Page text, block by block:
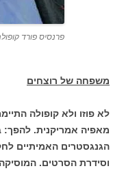
פרנסיס פורד
משפחה של רוצחים
לא פוזו ולא קופולה
מאפיה אמריקנית.
הגנגסטרים האמיתיים
וסידרת הסרטים.